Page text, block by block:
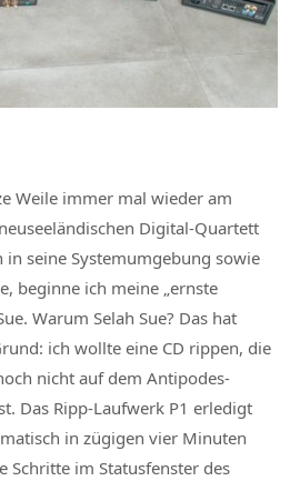
Weile immer mal wieder am
Digital-Quartett
seine Systemumgebung sowie
beginne ich meine „ernste
Warum Selah Sue? Das hat
ich wollte eine CD rippen, die
nicht auf dem Antipodes-
Das Ripp-Laufwerk P1 erledigt
in zügigen vier Minuten
Schritte im Statusfenster des